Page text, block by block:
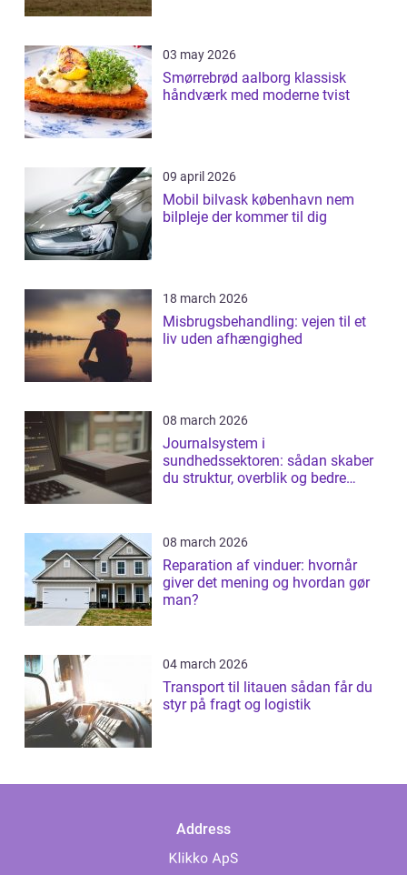
03 may 2026
Smørrebrød aalborg klassisk
håndværk med moderne tvist
09 april 2026
Mobil bilvask københavn nem
bilpleje der kommer til dig
18 march 2026
Misbrugsbehandling: vejen til et
liv uden afhængighed
08 march 2026
Journalsystem i
sundhedssektoren: sådan skaber
du struktur, overblik og bedre
08 march 2026
Reparation af vinduer: hvornår
giver det mening og hvordan gør
man?
04 march 2026
Transport til litauen sådan får du
styr på fragt og logistik
Address